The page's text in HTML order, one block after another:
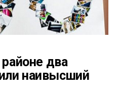
два
наивысший